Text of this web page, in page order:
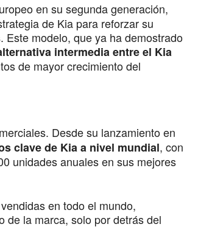
en su segunda generación,
de Kia para reforzar su
modelo, que ya ha demostrado
intermedia entre el Kia
de mayor crecimiento del
Desde su lanzamiento en
clave de Kia a nivel mundial, con
unidades anuales en sus mejores
en todo el mundo,
de la marca, solo por detrás del